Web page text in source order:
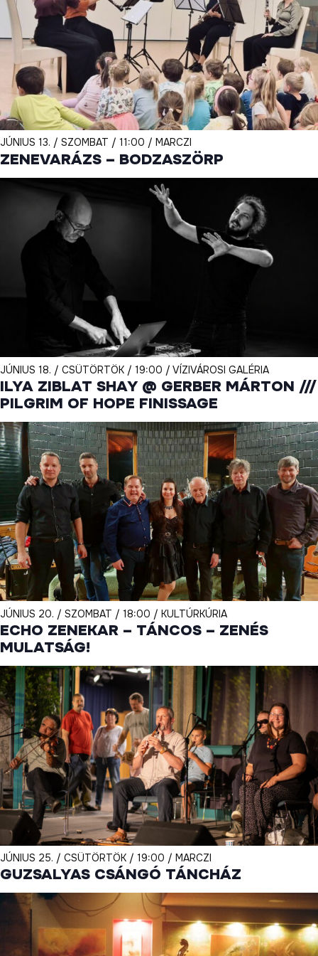
JÚNIUS 13. / SZOMBAT / 11:00 / MARCZI
ZENEVARÁZS – BODZASZÖRP
JÚNIUS 18. / CSÜTÖRTÖK / 19:00 / VÍZIVÁROSI GALÉRIA
ILYA ZIBLAT SHAY @ GERBER MÁRTON ///
PILGRIM OF HOPE FINISSAGE
JÚNIUS 20. / SZOMBAT / 18:00 / KULTÚRKÚRIA
ECHO ZENEKAR – TÁNCOS – ZENÉS
MULATSÁG!
JÚNIUS 25. / CSÜTÖRTÖK / 19:00 / MARCZI
GUZSALYAS CSÁNGÓ TÁNCHÁZ